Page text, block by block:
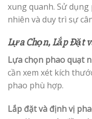
xung quanh. Sử
nhiên và duy trì sự
Lựa Chọn, Lắp Đặt
Lựa chọn phao quạt
cần xem xét kích
phao phù hợp.
Lắp đặt và định vị